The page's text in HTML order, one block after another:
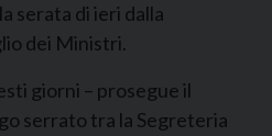
serata di ieri dalla
dei Ministri.
giorni – prosegue il
serrato tra la Segreteria